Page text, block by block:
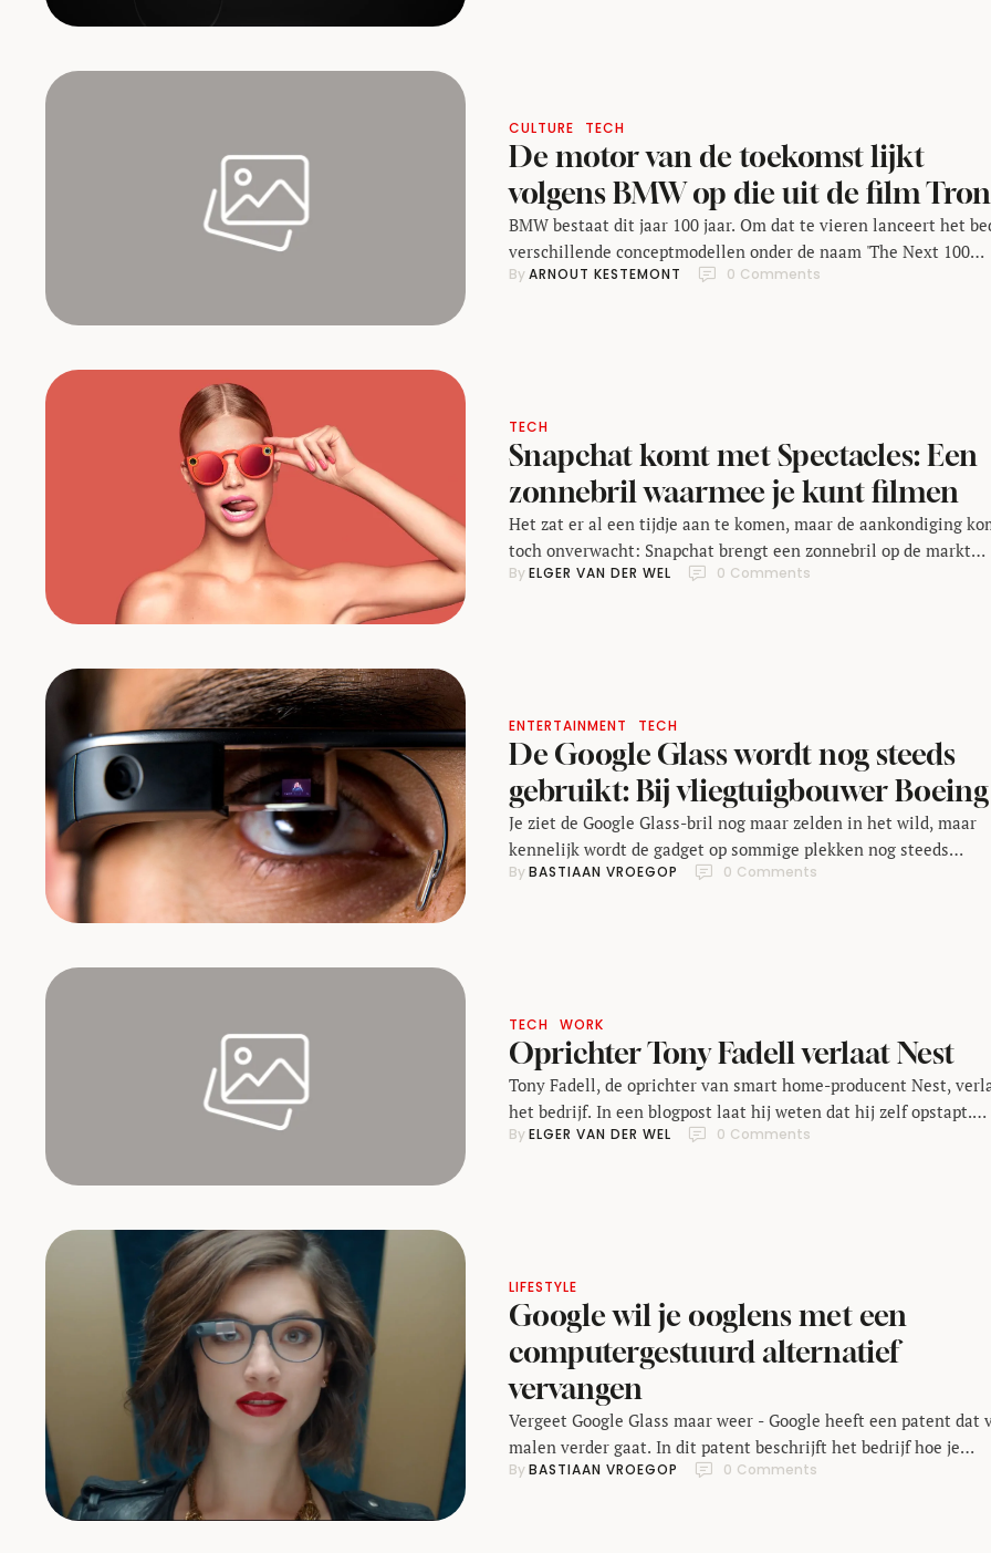
CULTURE TECH
De motor van de toekomst lijkt
volgens BMW op die uit de film Tron
BMW bestaat dit jaar 100 jaar. Om dat te vieren lanceert het
verschillende conceptmodellen onder de naam 'The Next 100
Years'. Zo stelden ze al deze indrukwekkende zelfrijdende
By ARNOUT KESTEMONT 0 Comments
TECH
Snapchat komt met Spectacles: Een
zonnebril waarmee je kunt filmen
Het zat er al een tijdje aan te komen, maar de aankondiging
toch onverwacht: Snapchat brengt een zonnebril op de markt
waarmee je kunt filmen. De Spectacles komen uit in drie kleuren
By ELGER VAN DER WEL 0 Comments
ENTERTAINMENT TECH
De Google Glass wordt nog steeds
gebruikt: Bij vliegtuigbouwer Boeing
Je ziet de Google Glass-bril nog maar zelden in het wild, maar
kennelijk wordt de gadget op sommige plekken nog steeds
gebruikt. Bij Boeing, bijvoorbeeld: de vliegtuigmaker gebruikt
By BASTIAAN VROEGOP 0 Comments
TECH WORK
Oprichter Tony Fadell verlaat Nest
Tony Fadell, de oprichter van smart home-producent Nest,
het bedrijf. In een blogpost laat hij weten dat hij zelf opstapt.
Fadell blijft wel verbonden aan Alphabet, het moederbedrijf van
By ELGER VAN DER WEL 0 Comments
LIFESTYLE
Google wil je ooglens met een
computergestuurd alternatief
vervangen
Vergeet Google Glass maar weer - Google heeft een patent dat
malen verder gaat. In dit patent beschrijft het bedrijf hoe je
ooglens kan worden vervangen door een elektronisch alternatief,
By BASTIAAN VROEGOP 0 Comments